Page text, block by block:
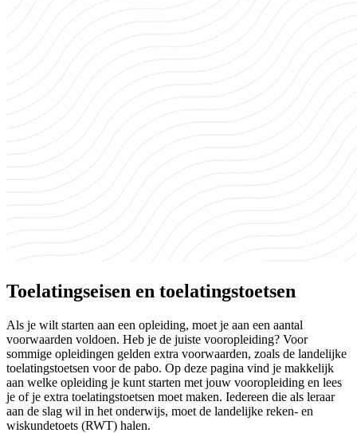
Toelatingseisen en toelatingstoetsen
Als je wilt starten aan een opleiding, moet je aan een aantal
voorwaarden voldoen. Heb je de juiste vooropleiding? Voor
sommige opleidingen gelden extra voorwaarden, zoals de landelijke
toelatingstoetsen voor de pabo. Op deze pagina vind je makkelijk
aan welke opleiding je kunt starten met jouw vooropleiding en lees
je of je extra toelatingstoetsen moet maken. Iedereen die als leraar
aan de slag wil in het onderwijs, moet de landelijke reken- en
wiskundetoets (RWT) halen.